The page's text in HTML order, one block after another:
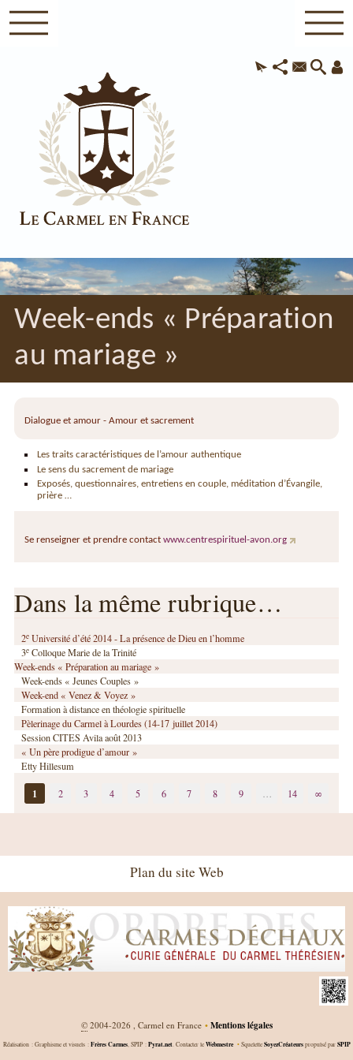
Week-ends « Préparation
au mariage »
Dialogue et amour - Amour et sacrement
Les traits caractéristiques de l’amour authentique
Le sens du sacrement de mariage
Exposés, questionnaires, entretiens en couple, méditation d’Évangile,
prière …
Se renseigner et prendre contactwww.centrespirituel-avon.org
Dans la même rubrique…
2e Université d’été 2014 - La présence de Dieu en l’homme
3e Colloque Marie de la Trinité
Week-ends « Préparation au mariage »
Week-ends « Jeunes Couples »
Week-end « Venez & Voyez »
Formation à distance en théologie spirituelle
Pèlerinage du Carmel à Lourdes (14-17 juillet 2014)
Session CITES Avila août 2013
« Un père prodigue d’amour »
Etty Hillesum
1 2 3 4 5 6 7 8 9 14 ∞
Plan du site Web
©2004-2026 , Carmel en France • Mentions légales
Réalisation : Graphisme et visuels : Frères Carmes, SPIP : Pyrat.net. Contacter le Webmestre •Squelette SoyezCréateurspropulsé par SPIP